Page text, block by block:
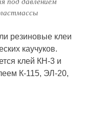
резиновые клеи
каучуков.
клей КН-3 и
К-115, ЭЛ-20,